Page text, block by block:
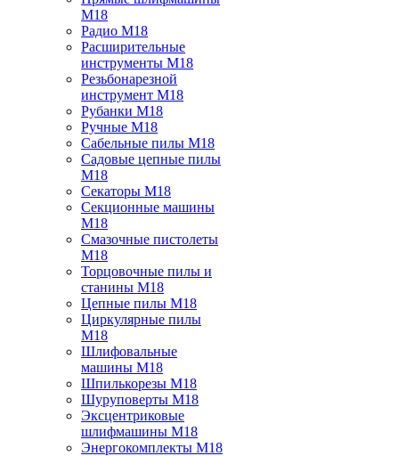
M18
Радио M18
Расширительные
инструменты M18
Резьбонарезной
инструмент M18
Рубанки M18
Ручные M18
Сабельные пилы M18
Садовые цепные пилы
M18
Секаторы M18
Секционные машины
M18
Смазочные пистолеты
M18
Торцовочные пилы и
станины M18
Цепные пилы M18
Циркулярные пилы
M18
Шлифовальные
машины M18
Шпилькорезы M18
Шуруповерты M18
Эксцентриковые
шлифмашины M18
Энергокомплекты M18